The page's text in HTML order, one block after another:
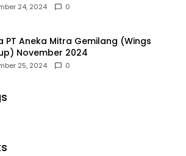
24, 2024 0
PT Aneka Mitra Gemilang (Wings
November 2024
25, 2024 0